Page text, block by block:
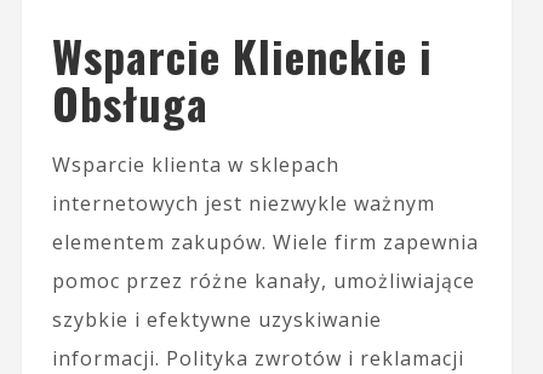
Wsparcie Klienckie i
Obsługa
Wsparcie klienta w sklepach
internetowych jest niezwykle ważnym
elementem zakupów. Wiele firm zapewnia
pomoc przez różne kanały, umożliwiające
szybkie i efektywne uzyskiwanie
informacji. Polityka zwrotów i reklamacji